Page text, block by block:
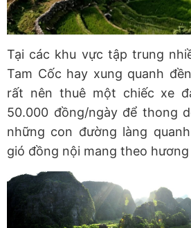
Tại các khu vực tập trung
Tam Cốc hay xung quanh
rất nên thuê một chiếc xe
50.000 đồng/ngày để thong
những con đường làng
gió đồng nội mang theo hương